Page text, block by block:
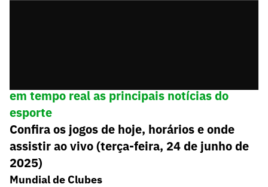
em tempo real as principais notícias do
esporte
Confira os jogos de hoje, horários e onde
assistir ao vivo (terça-feira, 24 de junho de
2025)
Mundial de Clubes